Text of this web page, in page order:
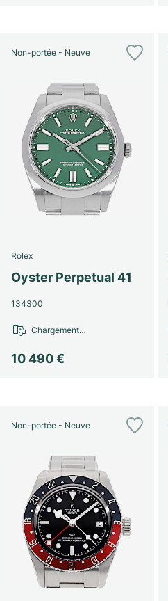
Non-portée - Neuve
Rolex
Oyster Perpetual 41
134300
10 490 €
Chargement…
Non-portée - Neuve